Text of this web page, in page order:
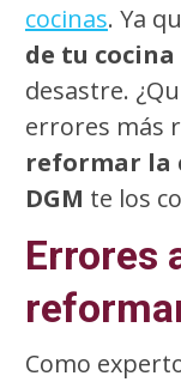
cocinas. Ya
de tu cocina
desastre.
errores más
reformar la
DGM te los
Errores
Como